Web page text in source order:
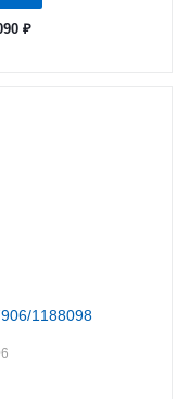
₽
1188098